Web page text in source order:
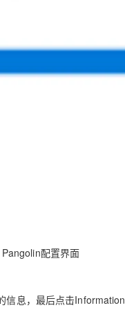
配置界面
信息，最后点击Information